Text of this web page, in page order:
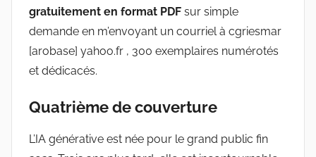
gratuitement en format PDF sur simple
demande en m’envoyant un courriel à cgriesmar
[arobase] yahoo.fr , 300 exemplaires numérotés
et dédicacés.
Quatrième de couverture
L’IA générative est née pour le grand public fin